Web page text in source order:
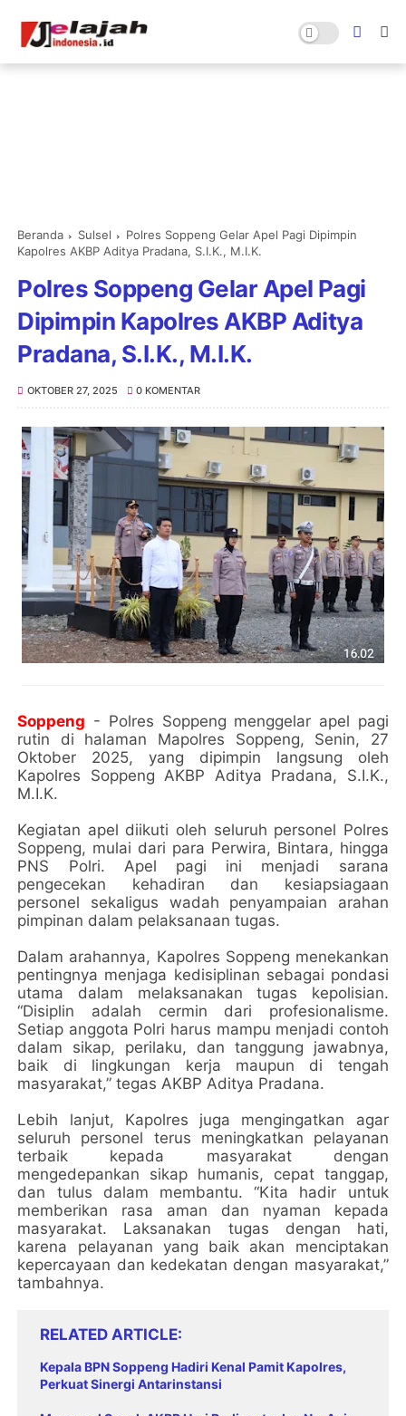
Beranda Sulsel
Polres Soppeng Gelar Apel Pagi Dipimpin
Kapolres AKBP Aditya Pradana, S.I.K., M.I.K.
Polres Soppeng Gelar Apel Pagi
Dipimpin Kapolres AKBP Aditya
Pradana, S.I.K., M.I.K.
OKTOBER 27, 2025 0 KOMENTAR
Soppeng - Polres Soppeng menggelar apel pagi
rutin di halaman Mapolres Soppeng, Senin, 27
Oktober 2025, yang dipimpin langsung oleh
Kapolres Soppeng AKBP Aditya Pradana, S.I.K.,
M.I.K.
Kegiatan apel diikuti oleh seluruh personel Polres
Soppeng, mulai dari para Perwira, Bintara, hingga
PNS Polri. Apel pagi ini menjadi sarana
pengecekan kehadiran dan kesiapsiagaan
personel sekaligus wadah penyampaian arahan
pimpinan dalam pelaksanaan tugas.
Dalam arahannya, Kapolres Soppeng menekankan
pentingnya menjaga kedisiplinan sebagai pondasi
utama dalam melaksanakan tugas kepolisian.
“Disiplin adalah cermin dari profesionalisme.
Setiap anggota Polri harus mampu menjadi contoh
dalam sikap, perilaku, dan tanggung jawabnya,
baik di lingkungan kerja maupun di tengah
masyarakat,” tegas AKBP Aditya Pradana.
Lebih lanjut, Kapolres juga mengingatkan agar
seluruh personel terus meningkatkan pelayanan
terbaik kepada masyarakat dengan
mengedepankan sikap humanis, cepat tanggap,
dan tulus dalam membantu. “Kita hadir untuk
memberikan rasa aman dan nyaman kepada
masyarakat. Laksanakan tugas dengan hati,
karena pelayanan yang baik akan menciptakan
kepercayaan dan kedekatan dengan masyarakat,”
tambahnya.
RELATED ARTICLE
Kepala BPN Soppeng Hadiri Kenal Pamit Kapolres,
Perkuat Sinergi Antarinstansi